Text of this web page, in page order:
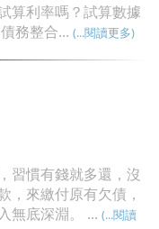
算利率嗎？試算數據
務整合... (...閱讀更多)
習慣有錢就多還，沒
，來繳付原有欠債，
無底深淵。 ... (...閱讀